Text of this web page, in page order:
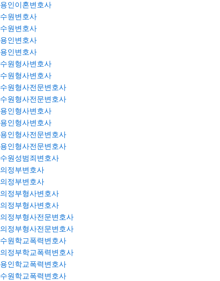
용인이혼변호사
수원변호사
수원변호사
용인변호사
용인변호사
수원형사변호사
수원형사변호사
수원형사전문변호사
수원형사전문변호사
용인형사변호사
용인형사변호사
용인형사전문변호사
용인형사전문변호사
수원성범죄변호사
의정부변호사
의정부변호사
의정부형사변호사
의정부형사변호사
의정부형사전문변호사
의정부형사전문변호사
수원학교폭력변호사
의정부학교폭력변호사
용인학교폭력변호사
수원학교폭력변호사